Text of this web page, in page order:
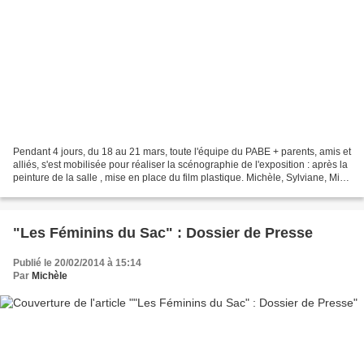
Pendant 4 jours, du 18 au 21 mars, toute l'équipe du PABE + parents, amis et
alliés, s'est mobilisée pour réaliser la scénographie de l'exposition : après la
peinture de la salle , mise en place du film plastique. Michèle, Sylviane, Mike
"Les Féminins du Sac" : Dossier de Presse
Publié le 20/02/2014 à 15:14
Par Michèle